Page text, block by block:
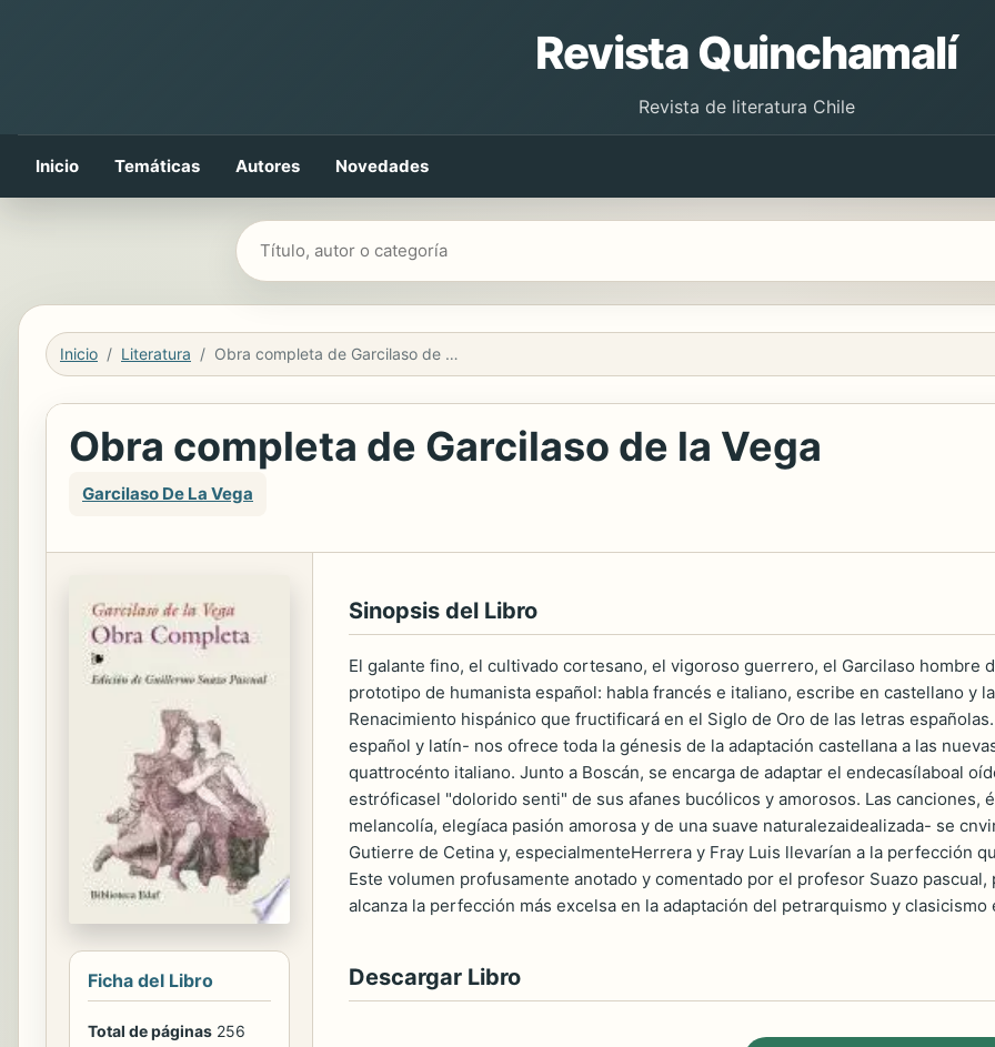
Revista Quinchamalí
Revista de literatura Chile
Inicio Temáticas Autores Novedades
Buscar libros
Inicio Literatura Obra completa de Garcilaso de la Vega
Obra completa de Garcilaso de la Vega
Garcilaso De La Vega
Ficha del Libro
Total de páginas 256
Sinopsis del Libro
El galante fino, el cultivado cortesano, el vigoroso guerrero, el Garcilaso hombre
prototipo de humanista español: habla francés e italiano, escribe en castellano y
Renacimiento hispánico que fructificará en el Siglo de Oro de las letras
español y latín- nos ofrece toda la génesis de la adaptación castellana a las
quattrocénto italiano. Junto a Boscán, se encarga de adaptar el endecasílaboal
estróficasel "dolorido senti" de sus afanes bucólicos y amorosos. Las
melancolía, elegíaca pasión amorosa y de una suave naturalezaidealizada- se
Gutierre de Cetina y, especialmenteHerrera y Fray Luis llevarían a la perfección
Este volumen profusamente anotado y comentado por el profesor Suazo
alcanza la perfección más excelsa en la adaptación del petrarquismo y clasicismo
Descargar Libro